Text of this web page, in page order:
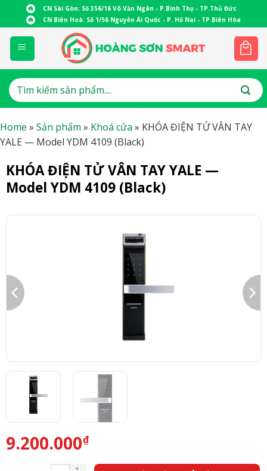
content
CN Sài Gòn: Số 356/16 Võ Văn Ngân - P.Bình Thọ - TP.Thủ Đức
CN Biên Hoà: Số 1/56 Nguyễn Ái Quốc - P. Hố Nai - TP.Biên Hòa
Tìm
kiếm:
Home » Sản phẩm » Khoá cửa » KHÓA ĐIỆN TỬ VÂN TAY
YALE — Model YDM 4109 (Black)
KHÓA ĐIỆN TỬ VÂN TAY YALE —
Model YDM 4109 (Black)
9.200.000₫